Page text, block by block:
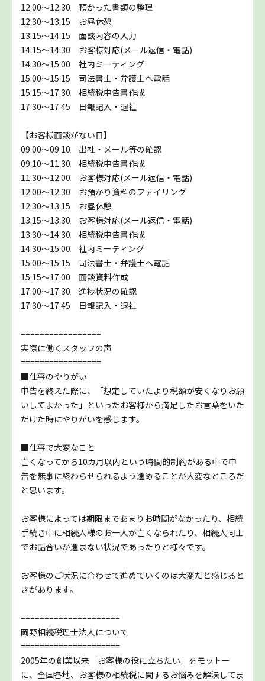
12:00～12:30 預かった書類の整理
12:30～13:15 お昼休憩
13:15～14:15 面談内容の入力
14:15～14:30 お客様対応(メール返信・電話)
14:30～15:00 社内ミーティング
15:00～15:15 司法書士・弁護士へ電話
15:15～17:30 相続税申告書作成
17:30～17:45 日報記入・退社
【お客様面談がない日】
09:00～09:10 出社・メール等の確認
09:10～11:30 相続税申告書作成
11:30～12:00 お客様対応(メール返信・電話)
12:00～12:30 お預かり資料のファイリング
12:30～13:15 お昼休憩
13:15～13:30 お客様対応(メール返信・電話)
13:30～14:30 相続税申告書作成
14:30～15:00 社内ミーティング
15:00～15:15 司法書士・弁護士へ電話
15:15～17:00 面談資料作成
17:00～17:30 進捗状況の確認
17:30～17:45 日報記入・退社
=================
実際に働くスタッフの声
=================
■仕事のやりがい
申告を終えた際に、「想定していたより税額が安くなりお願
いしてよかった」といったお客様から満足したお言葉をいた
だけた時にやりがいを感じます。
■仕事で大変なこと
亡くなってから10カ月以内という時間的制約がある中で申
告を無事に終わらせられるよう進めることが大変なところだ
と思います。
お客様によっては期限まであまりお時間がなかったり、相続
手続き中に相続人様のお一人が亡くなられたり、相続人同士
でお話合いが進まない状況であったりと様々です。
お客様のご状況に合わせて進めていくのは大変だと感じると
きがあります。
=====================
岡野相続税理士法人について
=====================
2005年の創業以来「お客様の役に立ちたい」をモットー
に、全国各地、お客様の相続税に関するお悩みを解決してま